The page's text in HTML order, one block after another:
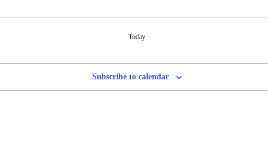
Today
Subscribe to calendar